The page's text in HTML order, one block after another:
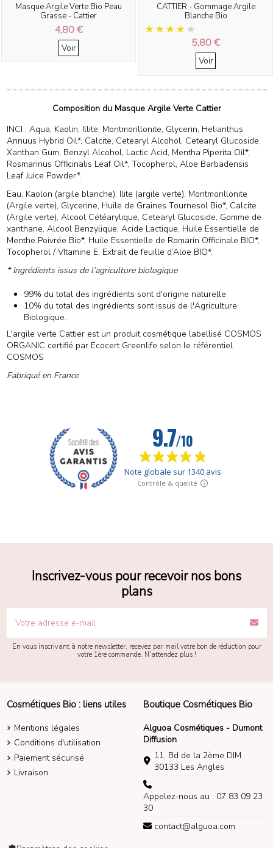
Masque Argile Verte Bio Peau
Grasse - Cattier
4,80 €
Voir
CATTIER - Gommage Argile
Blanche Bio
5,80 €
Voir
Composition du Masque Argile Verte Cattier
INCI : Aqua, Kaolin, Illite, Montmorillonite, Glycerin, Helianthus
Annuus Hybrid Oil*, Calcite, Cetearyl Alcohol, Cetearyl Glucoside,
Xanthan Gum, Benzyl Alcohol, Lactic Acid, Mentha Piperita Oil*,
Rosmarinus Officinalis Leaf Oil*, Tocopherol, Aloe Barbadensis
Leaf Juice Powder*.
Eau, Kaolon (argile blanche), Ilite (argile verte), Montmorillonite
(Argile verte), Glycerine, Huile de Graines Tournesol Bio*, Calcite
(Argile verte), Alcool Cétéarylique, Cetearyl Glucoside, Gomme de
xanthane, Alcool Benzylique, Acide Lactique, Huile Essentielle de
Menthe Poivrée Bio*, Huile Essentielle de Romarin Officinale BIO*,
Tocopherol / VItamine E, Extrait de feuille d’Aloe BIO*.
* Ingrédients issus de l’agriculture biologique
99% du total des ingrédients sont d'origine naturelle.
10% du total des ingrédients sont issus de l'Agriculture
Biologique.
L'argile verte Cattier est un produit cosmétique labellisé COSMOS
ORGANIC certifié par Ecocert Greenlife selon le référentiel
COSMOS
Fabriqué en France
Inscrivez-vous pour recevoir nos bons
plans
En vous inscrivant à notre newsletter, recevez par mail votre bon de réduction pour
votre 1ère commande. N'attendez plus !
Cosmétiques Bio : liens utiles
Mentions légales
Conditions d'utilisation
Paiement sécurisé
Livraison
Boutique Cosmétiques Bio
Alguoa Cosmétiques - Dumont
Diffusion
11, Bd de la 2ème DIM
30133 Les Angles
Appelez-nous au : 07 83 09 23
30
contact@alguoa.com